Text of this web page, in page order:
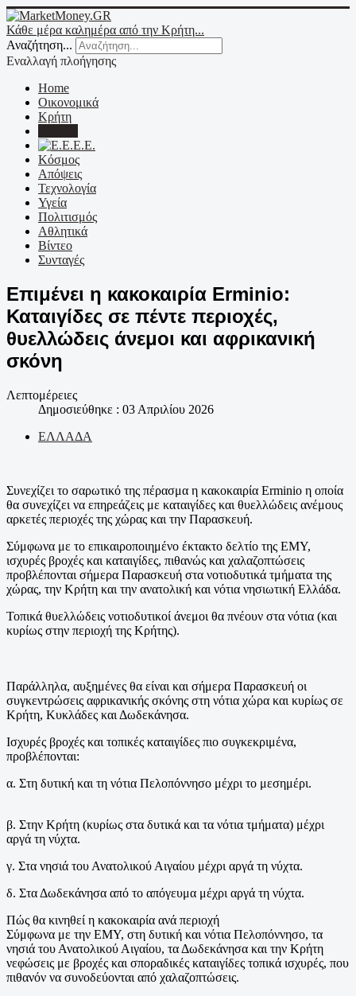
Κάθε μέρα καλημέρα από την Κρήτη...
Αναζήτηση...
Εναλλαγή πλοήγησης
Home
Οικονομικά
Κρήτη
Ε.Ε.
Κόσμος
Απόψεις
Τεχνολογία
Υγεία
Πολιτισμός
Αθλητικά
Βίντεο
Συνταγές
Επιμένει η κακοκαιρία Erminio:
Καταιγίδες σε πέντε περιοχές,
θυελλώδεις άνεμοι και αφρικανική
σκόνη
Λεπτομέρειες
Δημοσιεύθηκε : 03 Απριλίου 2026
ΕΛΛΑΔΑ
Συνεχίζει το σαρωτικό της πέρασμα η κακοκαιρία Erminio η οποία
θα συνεχίζει να επηρεάζεις με καταιγίδες και θυελλώδεις ανέμους
αρκετές περιοχές της χώρας και την Παρασκευή.
Σύμφωνα με το επικαιροποιημένο έκτακτο δελτίο της ΕΜΥ,
ισχυρές βροχές και καταιγίδες, πιθανώς και χαλαζοπτώσεις
προβλέπονται σήμερα Παρασκευή στα νοτιοδυτικά τμήματα της
χώρας, την Κρήτη και την ανατολική και νότια νησιωτική Ελλάδα.
Τοπικά θυελλώδεις νοτιοδυτικοί άνεμοι θα πνέουν στα νότια (και
κυρίως στην περιοχή της Κρήτης).
Παράλληλα, αυξημένες θα είναι και σήμερα Παρασκευή οι
συγκεντρώσεις αφρικανικής σκόνης στη νότια χώρα και κυρίως σε
Κρήτη, Κυκλάδες και Δωδεκάνησα.
Ισχυρές βροχές και τοπικές καταιγίδες πιο συγκεκριμένα,
προβλέπονται:
α. Στη δυτική και τη νότια Πελοπόννησο μέχρι το μεσημέρι.
β. Στην Κρήτη (κυρίως στα δυτικά και τα νότια τμήματα) μέχρι
αργά τη νύχτα.
γ. Στα νησιά του Ανατολικού Αιγαίου μέχρι αργά τη νύχτα.
δ. Στα Δωδεκάνησα από το απόγευμα μέχρι αργά τη νύχτα.
Πώς θα κινηθεί η κακοκαιρία ανά περιοχή
Σύμφωνα με την ΕΜΥ, στη δυτική και νότια Πελοπόννησο, τα
νησιά του Ανατολικού Αιγαίου, τα Δωδεκάνησα και την Κρήτη
νεφώσεις με βροχές και σποραδικές καταιγίδες τοπικά ισχυρές, που
πιθανόν να συνοδεύονται από χαλαζοπτώσεις.